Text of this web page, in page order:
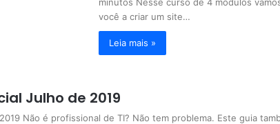
você a criar um site…
Leia mais »
Julho de 2019
Não é profissional de TI? Não tem problema. Este guia